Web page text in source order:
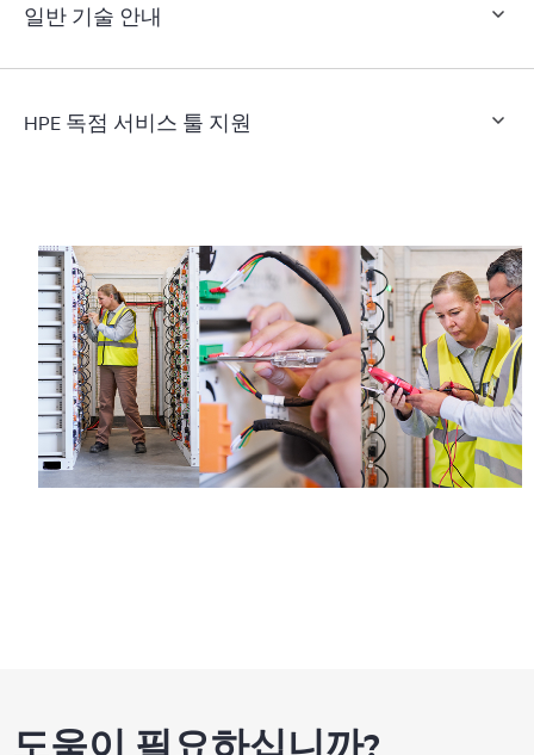
일반 기술 안내
HPE 독점 서비스 툴 지원
도움이 필요하십니까?